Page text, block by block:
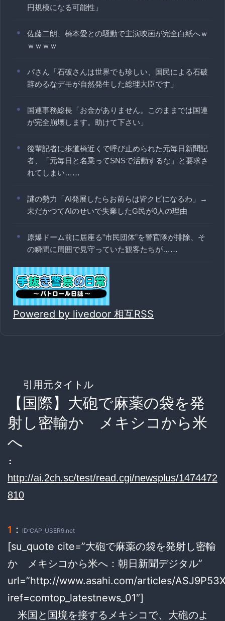
円規模になる可能性」
佐藤二朗、橋本愛との騒動で主演映画が完全白紙へｗ
ｗｗｗｗ
パさん「石破さんは世界でも珍しい、国民による石破
辞めるなデモが自然発生した総理大臣です」
国連事務総長「お金がありません。このままでは国連
が完全崩壊します。助けて下さい」
後輩記者に歩道橋近くで呼び止められた元毎日新聞記
者、「元毎日と名乗ってSNSで活動するな」と要求さ
れてしまい……
謎の勢力「AI発展したらお前らは皆クビになるわ」→
未だかつてAIのせいで失業したG民が0人の理由
原爆ドーム前に居座る”市民団体”を警官隊が排除、そ
の瞬間に周囲で見守っていた観客たちが……
Powered by livedoor 相互RSS
引用元タイトル
【国際】大砲で麻薬の袋を発
射し密輸か メキシコから米
へ
:
http://ai.2ch.sc/test/read.cgi/newsplus/1474472
810
1 ： ID:CAP_USER9.net
[su_quote cite=”大砲で麻薬の袋を発射し密輸
か メキシコから米へ：朝日新聞デジタル”
url=”http://www.asahi.com/articles/
iref=comtop_latestnews_01″]
米国と国境を接するメキシコで、大砲のよ